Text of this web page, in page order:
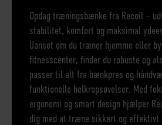
Opdag træningsbænke fra Recoil –
stabilitet, komfort og maksimal
Uanset om du træner hjemme eller
fitnesscenter, finder du robuste og
passer til alt fra bænkpres og
funktionelle helkropsøvelser. Med
ergonomi og smart design hjælper
dig med at træne sikkert og effektivt